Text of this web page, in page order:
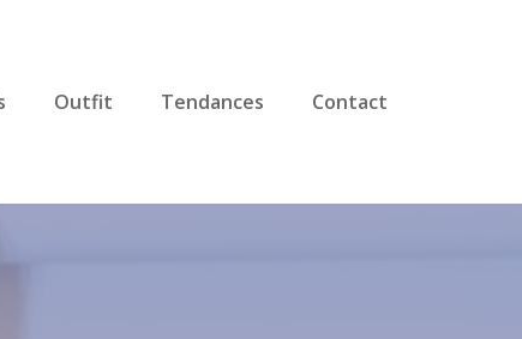
Outfit Tendances Contact